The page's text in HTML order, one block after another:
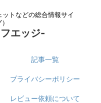
トなどの総合情報サイ
エッジ-
記事一覧
プライバシーポリシー
レビュー依頼について